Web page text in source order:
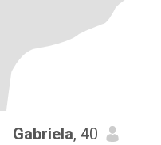
Gabriela, 40